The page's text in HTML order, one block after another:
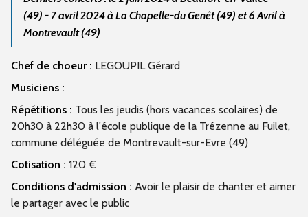
(49) - 7 avril 2024 à La Chapelle-du Genêt (49) et 6 Avril à
Montrevault (49)
Chef de choeur : LEGOUPIL Gérard
Musiciens :
Répétitions : Tous les jeudis (hors vacances scolaires) de
20h30 à 22h30 à l'école publique de la Trézenne au Fuilet,
commune déléguée de Montrevault-sur-Evre (49)
Cotisation : 120 €
Conditions d'admission : Avoir le plaisir de chanter et aimer
le partager avec le public